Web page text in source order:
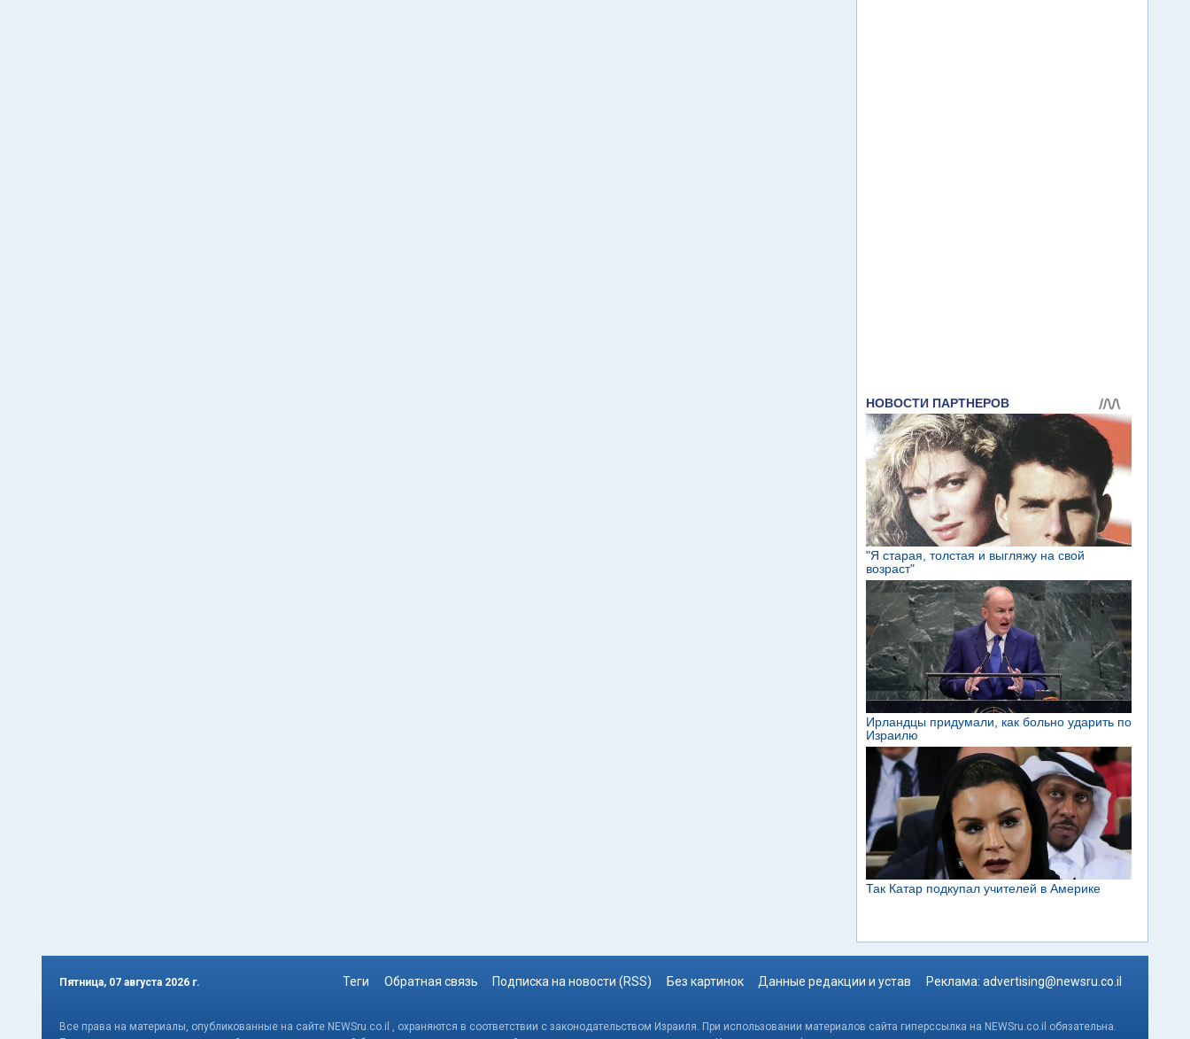
Пятница, 07 августа 2026 г. Теги Обратная связь Подписка на новости (RSS) Без картинок Данные редакции и устав Реклама: advertising@newsru.co.il
Все права на материалы, опубликованные на сайте NEWSru.co.il , охраняются в соответствии с законодательством Израиля. При использовании материалов сайта гиперссылка на NEWSru.co.il обязательна.